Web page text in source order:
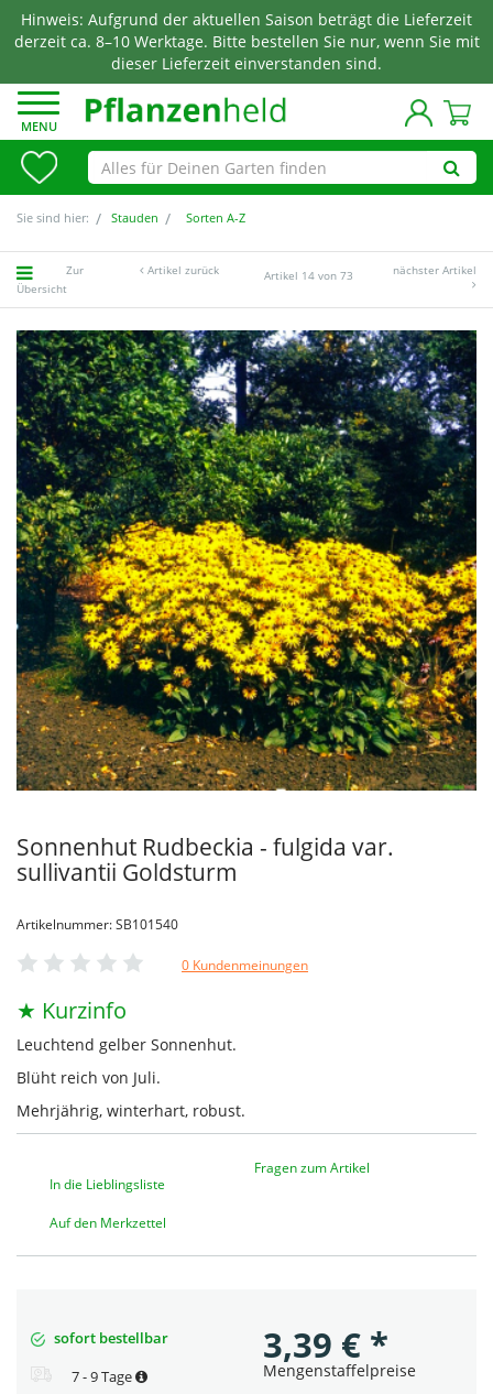
Hinweis: Aufgrund der aktuellen Saison beträgt die Lieferzeit
derzeit ca. 8–10 Werktage. Bitte bestellen Sie nur, wenn Sie mit
dieser Lieferzeit einverstanden sind.
MENU
Sie sind hier: Stauden Sorten A-Z
Zur
Übersicht
Artikel zurück Artikel 14 von 73 nächster Artikel
Sonnenhut Rudbeckia - fulgida var.
sullivantii Goldsturm
Artikelnummer: SB101540
0 Kundenmeinungen
★ Kurzinfo
Leuchtend gelber Sonnenhut.
Blüht reich von Juli.
Mehrjährig, winterhart, robust.
In die Lieblingsliste
Auf den Merkzettel
Fragen zum Artikel
sofort bestellbar
7 - 9 Tage
3,39 € *
Mengenstaffelpreise